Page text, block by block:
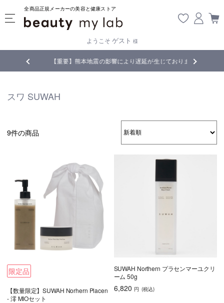
全商品正規メーカーの美容と健康ストア
ようこそ ゲスト 様
【重要】熊本地震の影響により遅延が生じております
スワ SUWAH
9件の商品
限定品
【数量限定】SUWAH Norhern Placen
- 澪 MIOセット
SUWAH Northern プラセンマーユクリ
ーム 50g
6,820 円 (税込)